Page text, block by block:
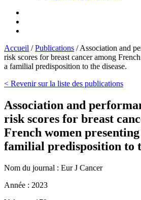
Accueil /Publications /Association and
risk scores for breast cancer among
a familial predisposition to the disease.
< Revenir sur la liste des publications
Association and
risk scores for breast
French women
familial predisposition to
Nom du journal : Eur J Cancer
Année : 2023